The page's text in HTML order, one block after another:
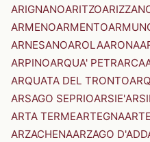
ARIGNANOARITZO
ARMENOARMENTO
ARNESANOAROLAARONA
ARPINOARQUA' PETRARCA
ARQUATA DEL TRONTO
ARSAGO SEPRIOARSIE'
ARTA TERMEARTEGNA
ARZACHENAARZAGO